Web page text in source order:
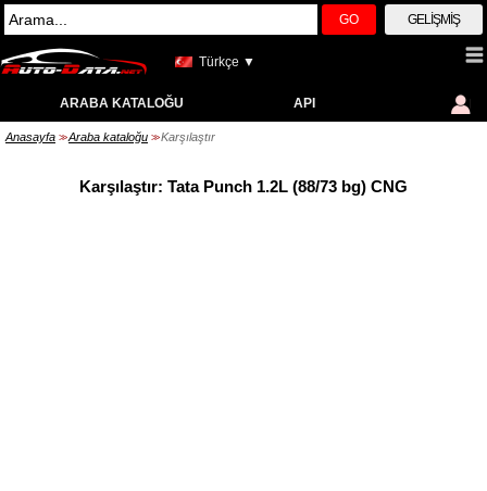
GO GELIŞMIŞ
Türkçe ▼
ARABA KATALOĞU API
Anasayfa >> Araba kataloğu >> Karşılaştır
Karşılaştır: Tata Punch 1.2L (88/73 bg) CNG